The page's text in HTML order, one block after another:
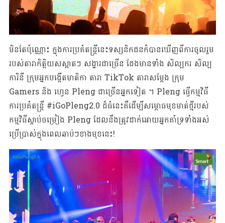
មិនតែប៉ុណ្ណោះ ក្នុងការ​ប្រគំតន្ត្រីនេះ​ទស្សនិកជន​ក៏បាន​ឃើញ​ពីការ​ចូលរួម​
របស់​តារា​កិត្តិយសស្អាតៗ សង្ហារ​ជាច្រើន​ ដែងមានទាំង សិល្បករ សិល្ប
ការិនី ក្រុមអ្នកបង្កើតមាតិកា​ តារា​ TikTok តារាសម្តែង ក្រុម
Gamers និង ហ្វេន Pleng ជាច្រើនអ្នកទៀត ។ Pleng ធ្វើកម្មវិធី
ការប្រគំតន្ត្រី #iGoPleng2.0 ដ៏ធំនេះគឺដើម្បីសម្ពោធមុខមាត់ថ្មីរបស់
កម្មវិធីស្តាប់ចម្រៀង​ Pleng ដែលនឹងត្រូវដាក់អោយអ្នកគាំទ្រទាំងអស់
ប្រើប្រាស់ក្នុងពេលឆាប់ៗខាងមុខនេះ!